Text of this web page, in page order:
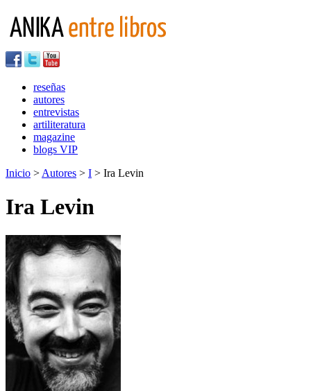
reseñas
autores
entrevistas
artiliteratura
magazine
blogs VIP
Inicio > Autores > I > Ira Levin
Ira Levin